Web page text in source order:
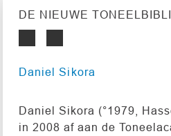
DE NIEUWE
Daniel Sikora
Daniel Sikora (°1979,
in 2008 af aan de